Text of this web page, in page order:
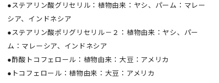
●ステアリン酸グリセリル：植物由来：ヤシ、パーム：マレー
シア、インドネシア
●ステアリン酸ポリグリセリル－２：植物由来：ヤシ、パー
ム：マレーシア、インドネシア
●酢酸トコフェロール：植物由来：大豆：アメリカ
●トコフェロール：植物由来：大豆：アメリカ